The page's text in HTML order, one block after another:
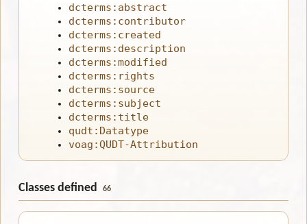
dcterms:abstract
dcterms:contributor
dcterms:created
dcterms:description
dcterms:modified
dcterms:rights
dcterms:source
dcterms:subject
dcterms:title
qudt:Datatype
voag:QUDT-Attribution
Classes defined 66